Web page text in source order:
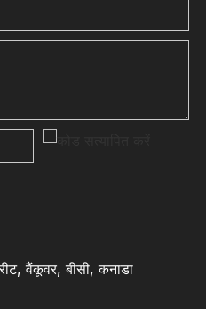
वैंकूवर, बीसी, कनाडा